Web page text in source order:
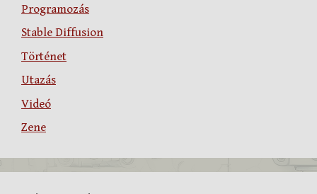
Programozás
Stable Diffusion
Történet
Utazás
Videó
Zene